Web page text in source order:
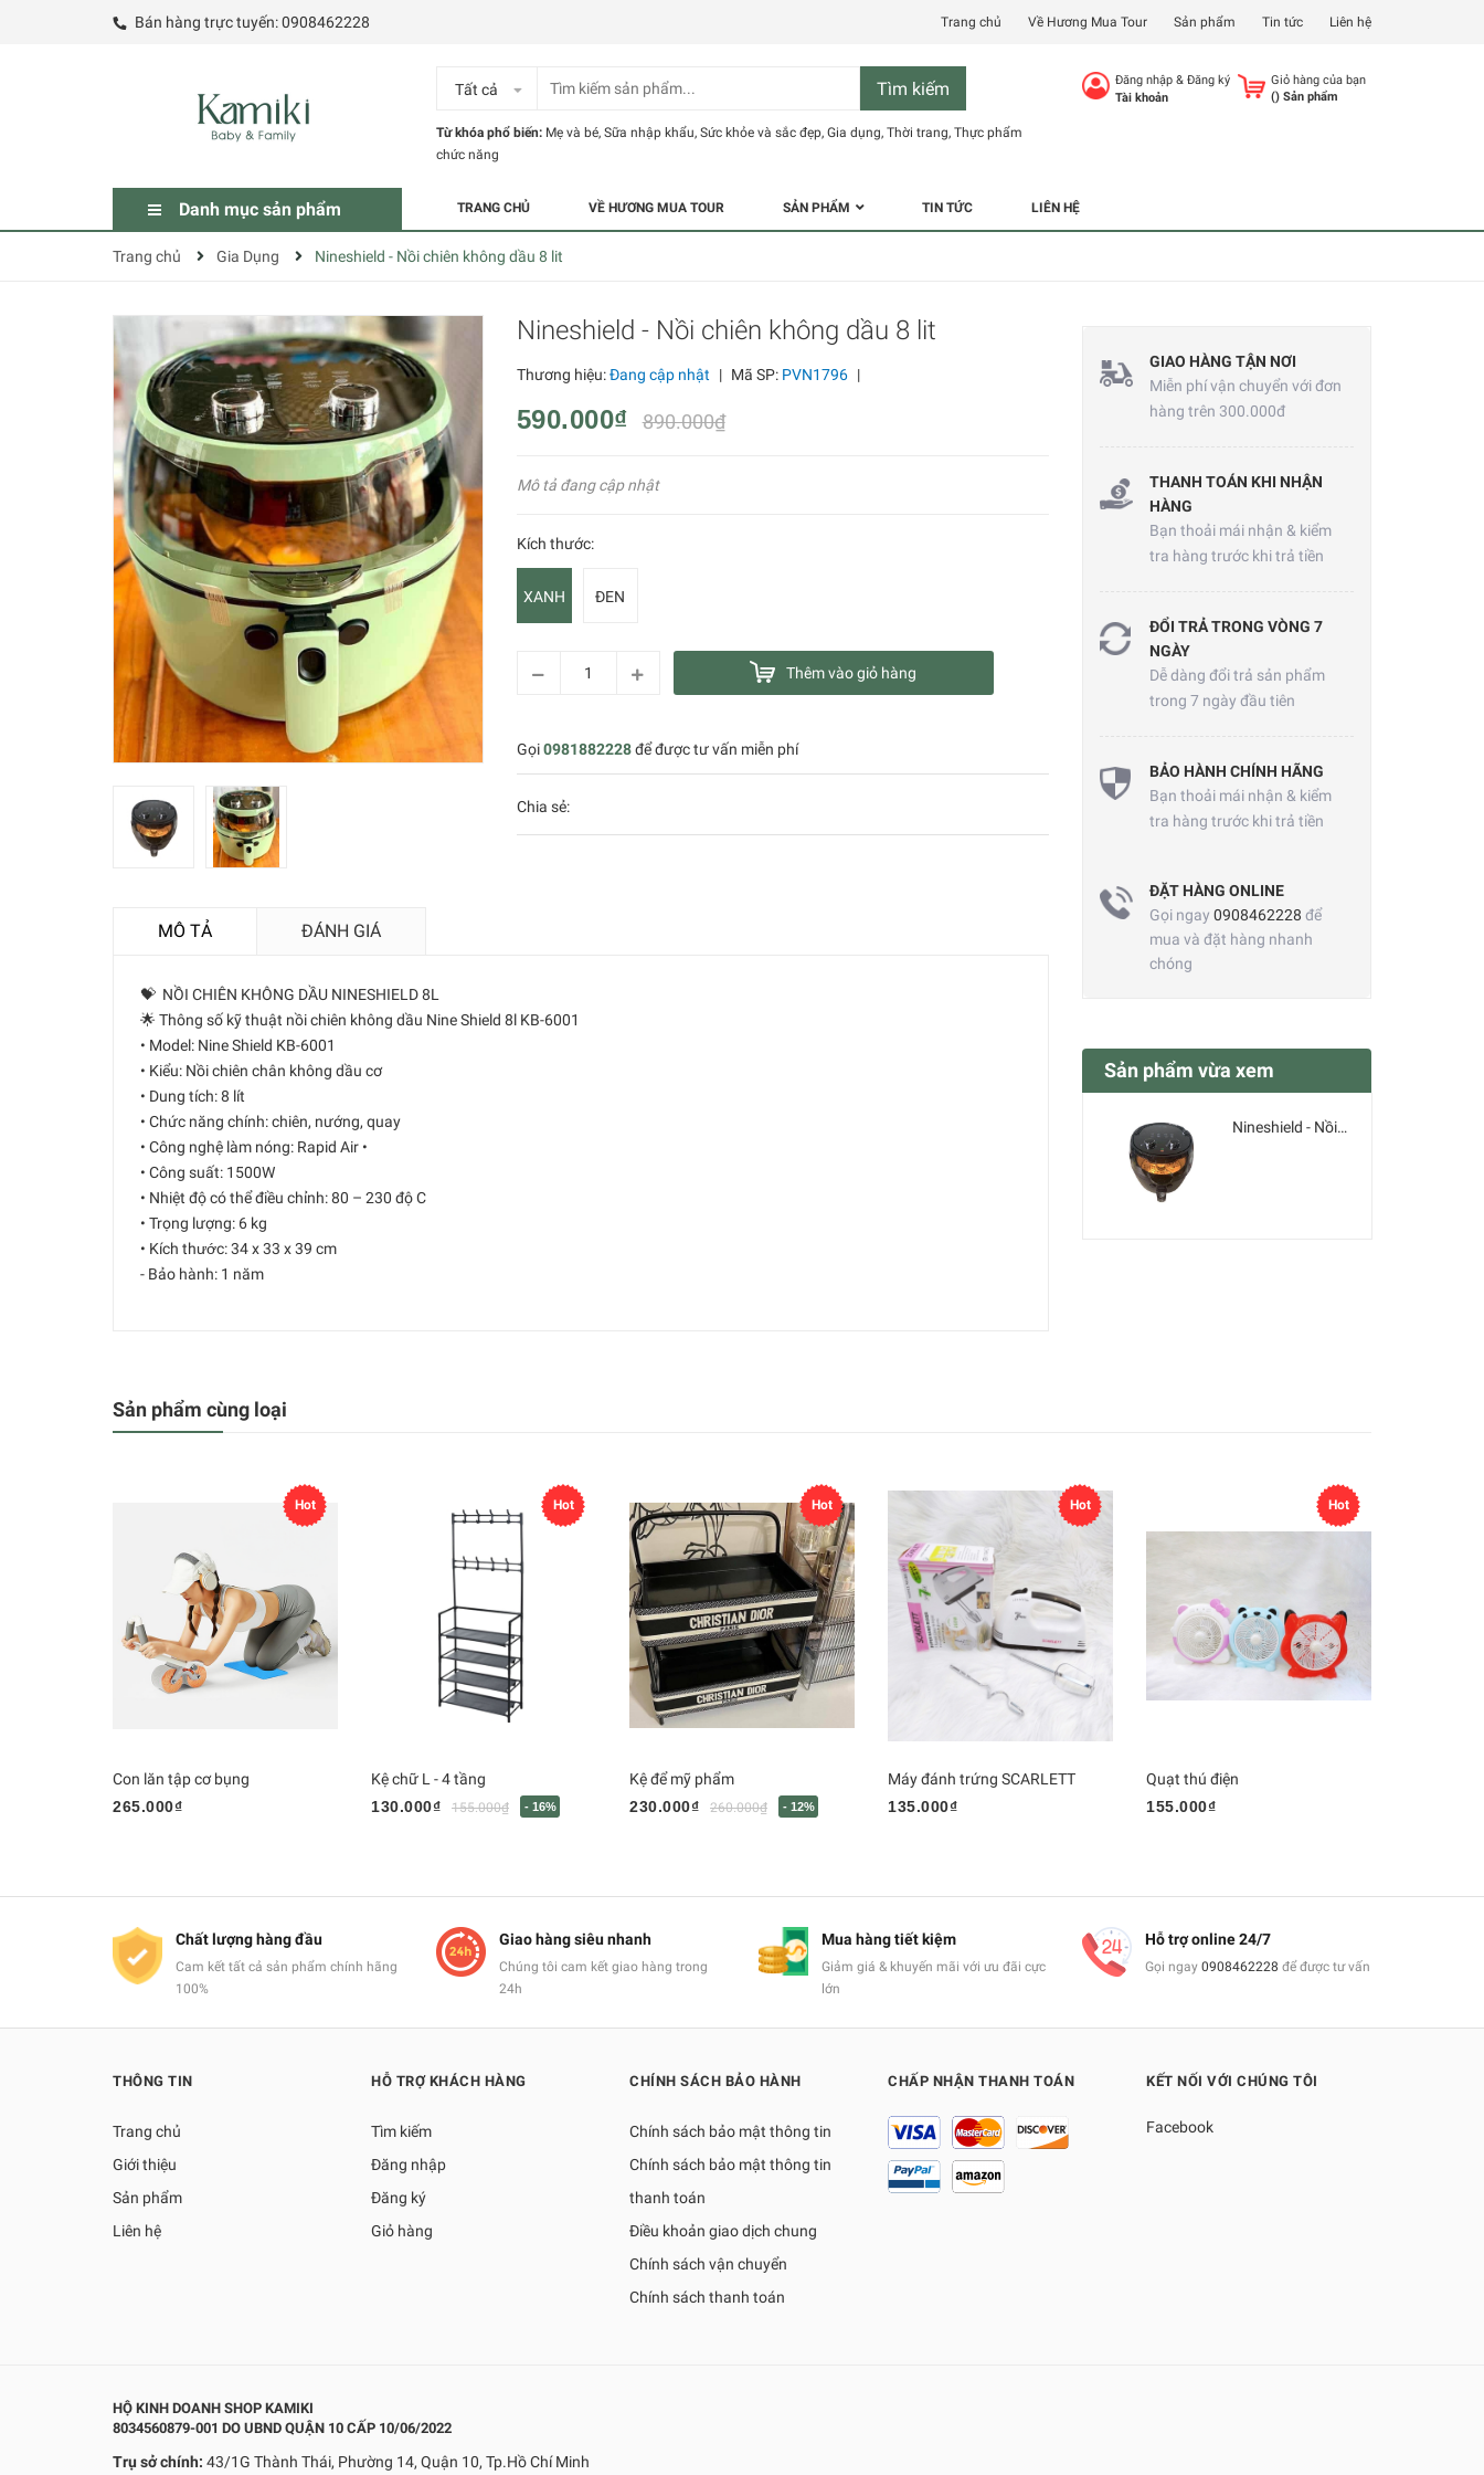
Bán hàng trực tuyến:0908462228 Trang chủ Về Hương Mua Tour Sản phẩm Tin tức Liên hệ
Tất cả Tìm kiếm
Từ khóa phổ biến: Mẹ và bé, Sữa nhập khẩu, Sức khỏe và sắc đẹp, Gia dụng, Thời trang, Thực phẩm
chức năng
Đăng nhập& Đăng ký
Tài khoản
Giỏ hàng của bạn
() Sản phẩm
Danh mục sản phẩm TRANG CHỦ VỀ HƯƠNG MUA TOUR SẢN PHẨM TIN TỨC LIÊN HỆ
Trang chủ Gia Dụng Nineshield - Nồi chiên không dầu 8 lit
Nineshield - Nồi chiên không dầu 8 lit
Thương hiệu:Đang cập nhật | Mã SP: PVN1796 |
590.000₫ 890.000₫
Mô tả đang cập nhật
Kích thước:
XANH ĐEN
Thêm vào giỏ hàng
Gọi0981882228để được tư vấn miễn phí
Chia sẻ:
MÔ TẢ ĐÁNH GIÁ
💝 NỒI CHIÊN KHÔNG DẦU NINESHIELD 8L
🌟 Thông số kỹ thuật nồi chiên không dầu Nine Shield 8l KB-6001
• Model: Nine Shield KB-6001
• Kiểu: Nồi chiên chân không dầu cơ
• Dung tích: 8 lít
• Chức năng chính: chiên, nướng, quay
• Công nghệ làm nóng: Rapid Air •
• Công suất: 1500W
• Nhiệt độ có thể điều chỉnh: 80 – 230 độ C
• Trọng lượng: 6 kg
• Kích thước: 34 x 33 x 39 cm
- Bảo hành: 1 năm
GIAO HÀNG TẬN NƠI
Miễn phí vận chuyển với đơn
hàng trên 300.000đ
THANH TOÁN KHI NHẬN
HÀNG
Bạn thoải mái nhận & kiểm
tra hàng trước khi trả tiền
ĐỔI TRẢ TRONG VÒNG 7
NGÀY
Dễ dàng đổi trả sản phẩm
trong 7 ngày đầu tiên
BẢO HÀNH CHÍNH HÃNG
Bạn thoải mái nhận & kiểm
tra hàng trước khi trả tiền
ĐẶT HÀNG ONLINE
Gọi ngay 0908462228 để
mua và đặt hàng nhanh
chóng
Sản phẩm vừa xem
Nineshield - Nồi chiên không dầu 8 lit
Sản phẩm cùng loại
Hot
Con lăn tập cơ bụng
265.000₫
Hot
Kệ chữ L - 4 tầng
130.000₫
155.000₫ - 16%
Hot
Kệ để mỹ phẩm
230.000₫
260.000₫ - 12%
Hot
Máy đánh trứng SCARLETT
135.000₫
Hot
Quạt thú điện
155.000₫
Chất lượng hàng đầu
Cam kết tất cả sản phẩm chính hãng
100%
Giao hàng siêu nhanh
Chúng tôi cam kết giao hàng trong
24h
Mua hàng tiết kiệm
Giảm giá & khuyến mãi với ưu đãi cực
lớn
Hỗ trợ online 24/7
Gọi ngay 0908462228 để được tư vấn
THÔNG TIN
Trang chủ
Giới thiệu
Sản phẩm
Liên hệ
HỖ TRỢ KHÁCH HÀNG
Tìm kiếm
Đăng nhập
Đăng ký
Giỏ hàng
CHÍNH SÁCH BẢO HÀNH
Chính sách bảo mật thông tin
Chính sách bảo mật thông tin
thanh toán
Điều khoản giao dịch chung
Chính sách vận chuyển
Chính sách thanh toán
CHẤP NHẬN THANH TOÁN KẾT NỐI VỚI CHÚNG TÔI
Facebook
HỘ KINH DOANH SHOP KAMIKI
8034560879-001 DO UBND QUẬN 10 CẤP 10/06/2022
Trụ sở chính: 43/1G Thành Thái, Phường 14, Quận 10, Tp.Hồ Chí Minh